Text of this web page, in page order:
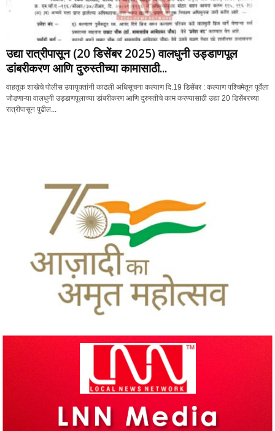
उद्या रात्रीपासून (20 डिसेंबर 2025) वालधुनी उड्डाणपूल
डांबरीकरण आणि दुरुस्तीच्या कामासाठी...
वाहतूक शाखेचे पोलीस उपायुक्तांनी काढली अधिसूचना कल्याण दि.19 डिसेंबर : कल्याण पश्चिमेतून पूर्वेला
जोडणाऱ्या वालधुनी उड्डाणपूलाच्या डांबरीकरण आणि दुरुस्तीचे काम करण्यासाठी उद्या 20 डिसेंबरच्या
रात्रीपासून पुढील...